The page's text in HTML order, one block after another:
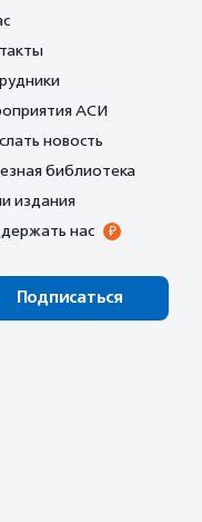
АСИ
новость
библиотека
издания
нас
Подписаться